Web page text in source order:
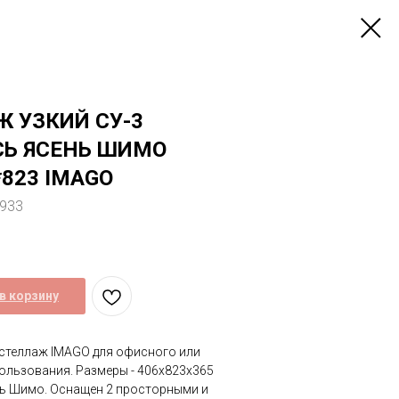
УЗКИЙ СУ-3
ЯСЕНЬ ШИМО
IMAGO
корзину
IMAGO для офисного или
Размеры - 406х823х365
Шимо. Оснащен 2 просторными и